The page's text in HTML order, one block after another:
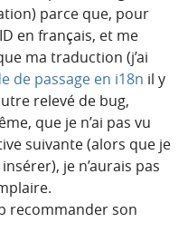
parce que, pour
en français, et me
ma traduction (j’ai
de passage en i18n il y
relevé de bug,
que je n’ai pas vu
suivante (alors que je
je n’aurais pas
recommander son